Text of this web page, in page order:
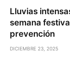
Lluvias
semana
prevención
DICIEMBRE 23, 2025